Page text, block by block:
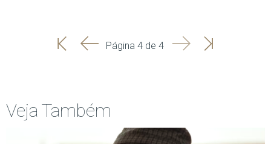
'
'
Página 4 de 4 SeguinteÚltima
Veja Também